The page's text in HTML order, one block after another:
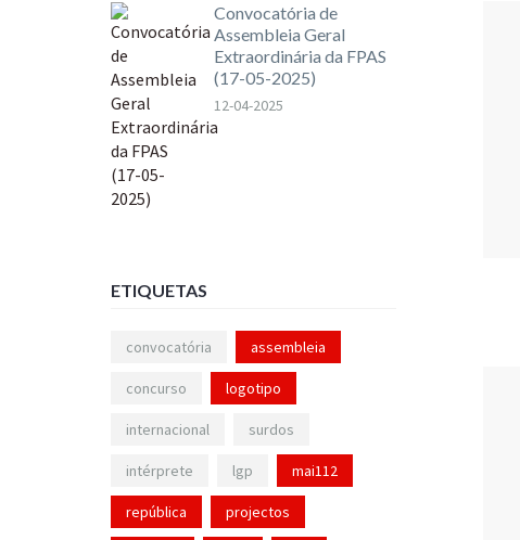
Convocatória de
Assembleia Geral
Extraordinária da FPAS
(17-05-2025)
12-04-2025
ETIQUETAS
convocatória assembleia
concurso logotipo
internacional surdos
intérprete lgp mai112
república projectos